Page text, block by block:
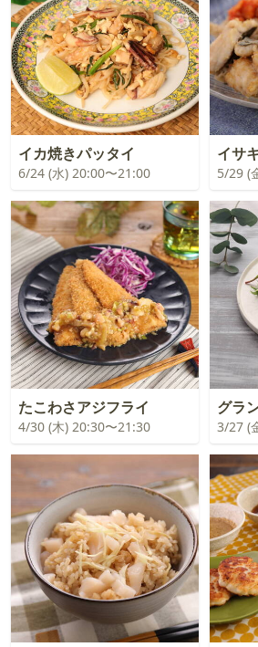
イカ焼きパッタイ
6/24 (水) 20:00〜21:00
イサ
5/29 (
たこわさアジフライ
4/30 (木) 20:30〜21:30
グラ
3/27 (